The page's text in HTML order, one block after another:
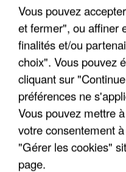
Vous pouvez
et fermer", ou affiner
finalités et/ou
choix". Vous pouvez
cliquant sur
préférences ne
Vous pouvez mettre
votre consentement
"Gérer les cookies"
page.